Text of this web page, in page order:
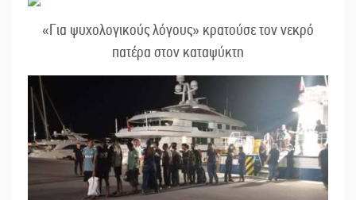
«Για ψυχολογικούς λόγους» κρατούσε τον νεκρό
πατέρα στον καταψύκτη